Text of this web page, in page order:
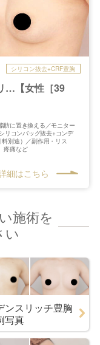
シリコン抜去+CRF豊胸
…【女性［39
肪に置き換える／モニター
リコンバッグ抜去+コンデ
別途）／副作用・リス
疼痛など
細はこちら
施術を
い
ンスリッチ豊胸
写真